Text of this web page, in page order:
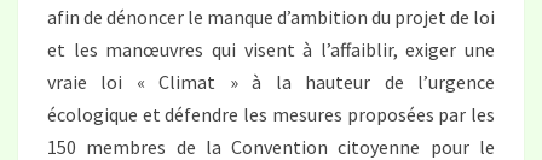
afin de dénoncer le manque d’ambition du projet de loi
et les manœuvres qui visent à l’affaiblir, exiger une
vraie loi « Climat » à la hauteur de l’urgence
écologique et défendre les mesures proposées par les
150 membres de la Convention citoyenne pour le